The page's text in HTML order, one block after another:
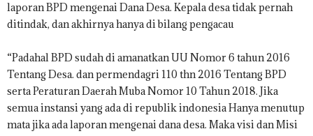
laporan BPD mengenai Dana Desa. Kepala desa tidak pernah
ditindak, dan akhirnya hanya di bilang pengacau
“Padahal BPD sudah di amanatkan UU Nomor 6 tahun 2016
Tentang Desa. dan permendagri 110 thn 2016 Tentang BPD
serta Peraturan Daerah Muba Nomor 10 Tahun 2018. Jika
semua instansi yang ada di republik indonesia Hanya menutup
mata jika ada laporan mengenai dana desa. Maka visi dan Misi